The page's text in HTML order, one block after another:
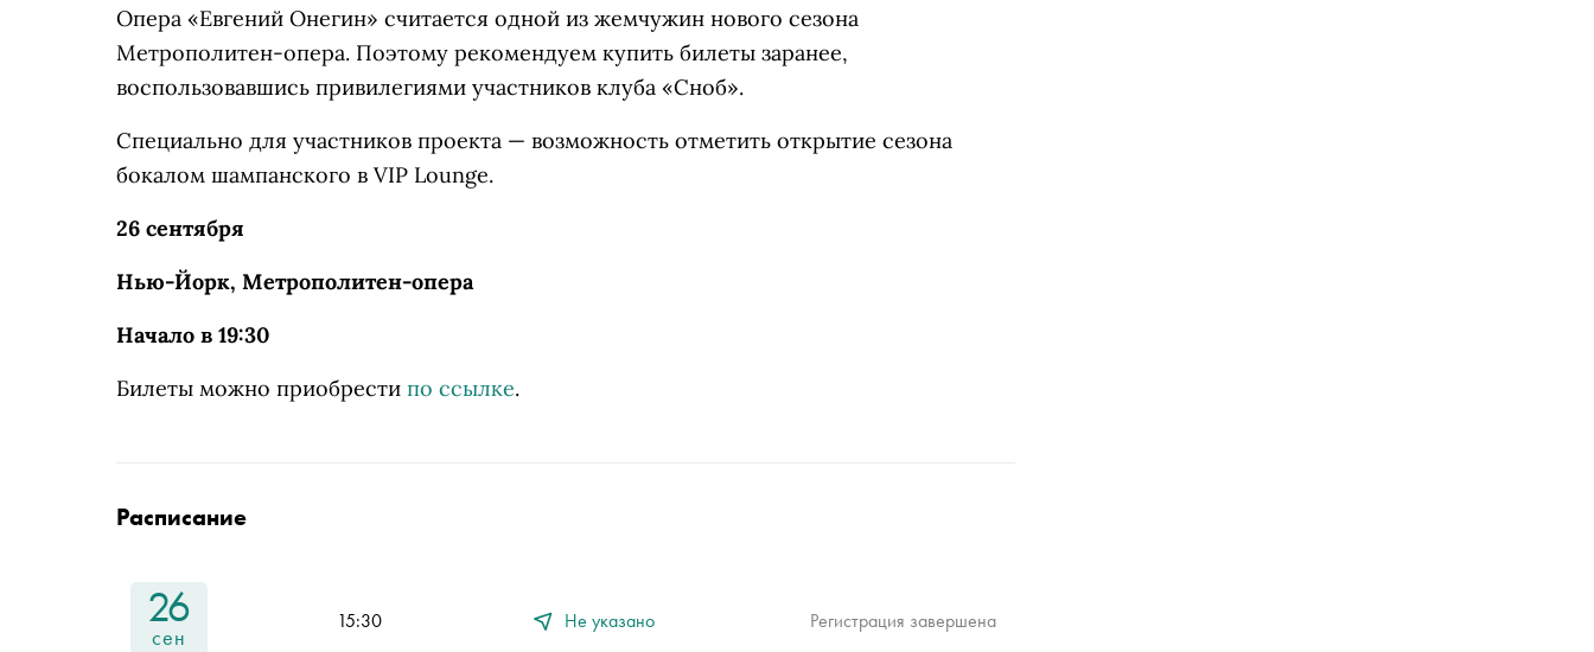
Опера «Евгений Онегин» считается одной из жемчужин нового сезона
Метрополитен-опера. Поэтому рекомендуем купить билеты заранее,
воспользовавшись привилегиями участников клуба «Сноб».
Специально для участников проекта — возможность отметить открытие сезона
бокалом шампанского в VIP Lounge.
26 сентября
Нью-Йорк, Метрополитен-опера
Начало в 19:30
Билеты можно приобрести по ссылке.
Расписание
26
сен
15:30 Не указано Регистрация завершена